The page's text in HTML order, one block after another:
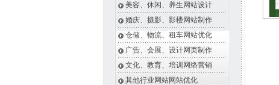
美容、休闲、养生网站设计
婚庆、摄影、影楼网站制作
仓储、物流、租车网站优化
广告、会展、设计网页制作
文化、教育、培训网络营销
其他行业网站网站优化